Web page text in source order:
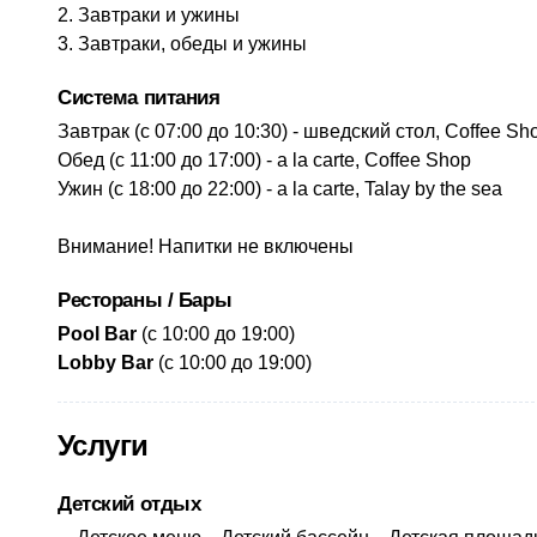
Завтраки и ужины
Завтраки, обеды и ужины
Система питания
​Завтрак (с 07:00 до 10:30) - шведский стол, Coffee
Обед (с 11:00 до 17:00) - a la carte, Coffee Shop
Ужин (с 18:00 до 22:00) - a la carte, Talay by the sea
Внимание! Напитки не включены
Рестораны / Бары
Pool Bar (с 10:00 до 19:00)
Lobby Bar (с 10:00 до 19:00)
Услуги
Детский отдых